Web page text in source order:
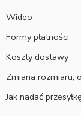
Wideo
Formy płatności
Koszty dostawy
Zmiana rozmiaru,
Jak nadać